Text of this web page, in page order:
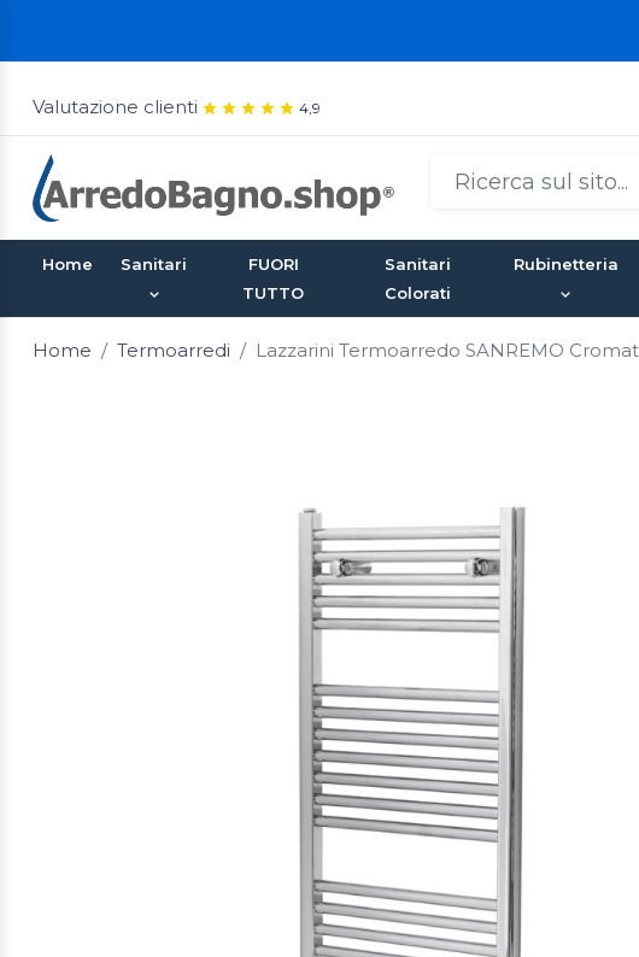
Valutazione clienti 4,9
Home Sanitari
FUORI
TUTTO
Sanitari
Colorati
Rubinetteria
Home Termoarredi Lazzarini Termoarredo SANREMO